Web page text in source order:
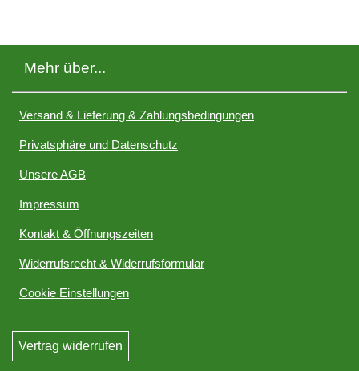
Mehr über...
Versand & Lieferung & Zahlungsbedingungen
Privatsphäre und Datenschutz
Unsere AGB
Impressum
Kontakt & Öffnungszeiten
Widerrufsrecht & Widerrufsformular
Cookie Einstellungen
Vertrag widerrufen